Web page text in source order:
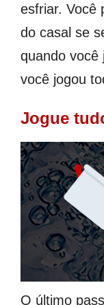
esfriar. Você
do casal se
quando você
você jogou
Jogue
O último